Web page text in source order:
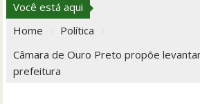
Você está aqui
Home
Política
Câmara de Ouro Preto propõe
prefeitura